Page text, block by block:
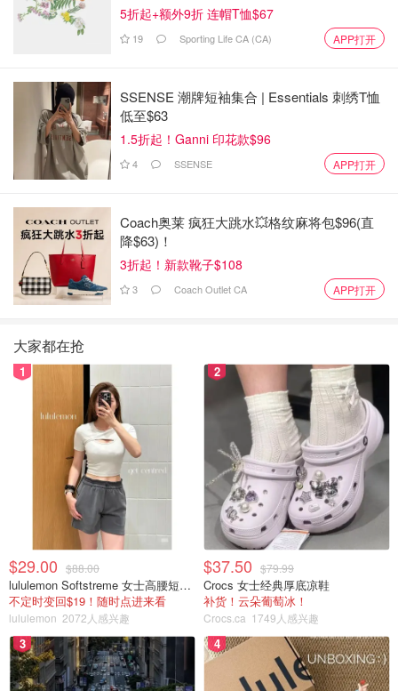
5折起+额外9折 连帽T恤$67
19 Sporting Life CA (CA) APP打开
SSENSE 潮牌短袖集合 | Essentials 刺绣T恤
低至$63
1.5折起！Ganni 印花款$96
4 SSENSE APP打开
Coach奥莱 疯狂大跳水💥格纹麻将包$96(直
降$63)！
3折起！新款靴子$108
3 Coach Outlet CA APP打开
大家都在抢
1
$29.00 $88.00
lululemon Softstreme 女士高腰短裤 10cm
不定时变回$19！随时点进来看
lululemon 2072人感兴趣
2
$37.50 $79.99
Crocs 女士经典厚底凉鞋
补货！云朵葡萄冰！
Crocs.ca 1749人感兴趣
3 4